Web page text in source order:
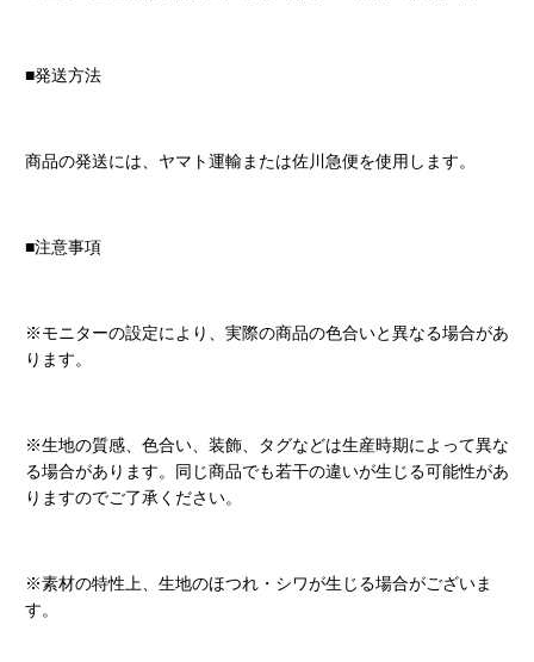
■発送方法
商品の発送には、ヤマト運輸または佐川急便を使用します。
■注意事項
※モニターの設定により、実際の商品の色合いと異なる場合があ
ります。
※生地の質感、色合い、装飾、タグなどは生産時期によって異な
る場合があります。同じ商品でも若干の違いが生じる可能性があ
りますのでご了承ください。
※素材の特性上、生地のほつれ・シワが生じる場合がございま
す。